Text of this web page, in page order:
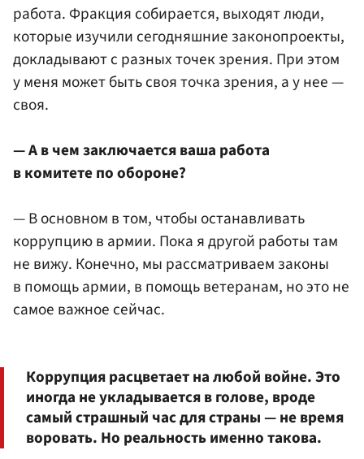
работа. Фракция собирается, выходят люди,
которые изучили сегодняшние законопроекты,
докладывают с разных точек зрения. При этом
у меня может быть своя точка зрения, а у нее —
своя.
— А в чем заключается ваша работа
в комитете по обороне?
— В основном в том, чтобы останавливать
коррупцию в армии. Пока я другой работы там
не вижу. Конечно, мы рассматриваем законы
в помощь армии, в помощь ветеранам, но это не
самое важное сейчас.
Коррупция расцветает на любой войне. Это
иногда не укладывается в голове, вроде
самый страшный час для страны — не время
воровать. Но реальность именно такова.